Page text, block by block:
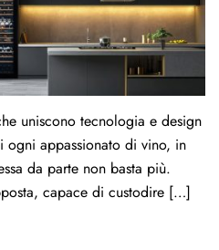
uniscono tecnologia e design
ogni appassionato di vino, in
da parte non basta più.
capace di custodire […]